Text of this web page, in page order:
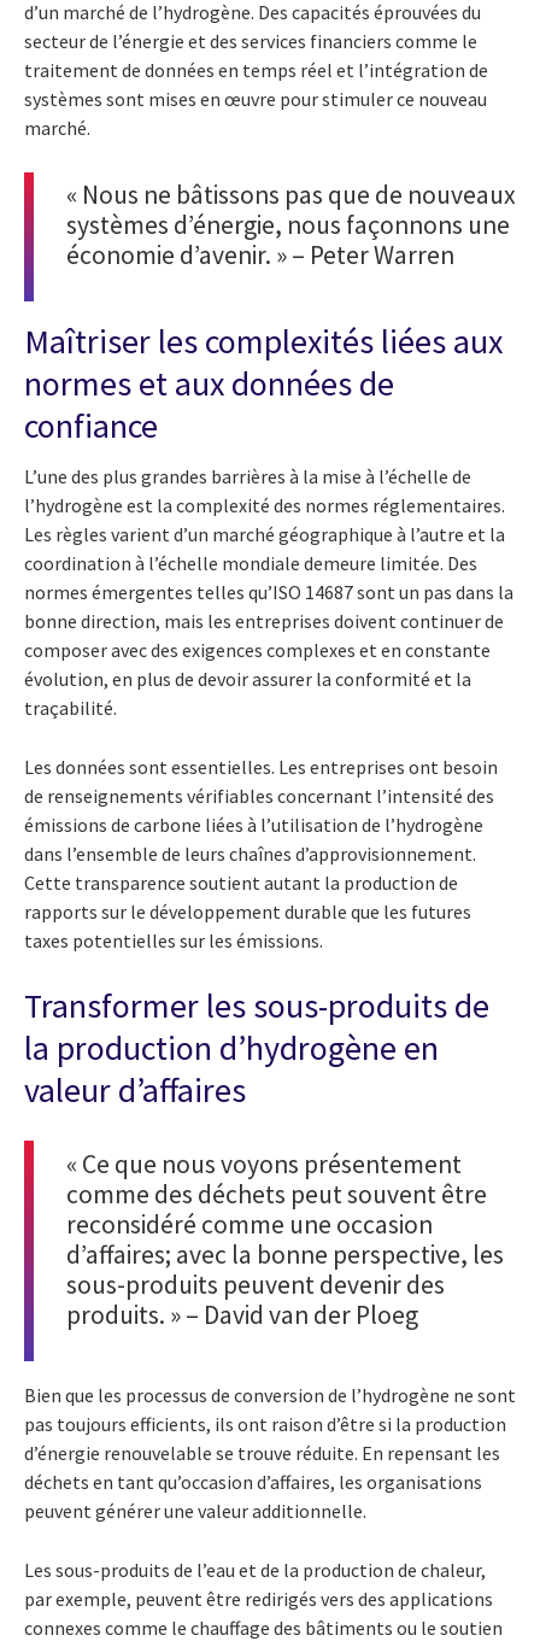
d’un marché de l’hydrogène. Des capacités éprouvées du
secteur de l’énergie et des services financiers comme le
traitement de données en temps réel et l’intégration de
systèmes sont mises en œuvre pour stimuler ce nouveau
marché.
« Nous ne bâtissons pas que de nouveaux
systèmes d’énergie, nous façonnons une
économie d’avenir. » – Peter Warren
Maîtriser les complexités liées aux
normes et aux données de
confiance
L’une des plus grandes barrières à la mise à l’échelle de
l’hydrogène est la complexité des normes réglementaires.
Les règles varient d’un marché géographique à l’autre et la
coordination à l’échelle mondiale demeure limitée. Des
normes émergentes telles qu’ISO 14687 sont un pas dans la
bonne direction, mais les entreprises doivent continuer de
composer avec des exigences complexes et en constante
évolution, en plus de devoir assurer la conformité et la
traçabilité.
Les données sont essentielles. Les entreprises ont besoin
de renseignements vérifiables concernant l’intensité des
émissions de carbone liées à l’utilisation de l’hydrogène
dans l’ensemble de leurs chaînes d’approvisionnement.
Cette transparence soutient autant la production de
rapports sur le développement durable que les futures
taxes potentielles sur les émissions.
Transformer les sous-produits de
la production d’hydrogène en
valeur d’affaires
« Ce que nous voyons présentement
comme des déchets peut souvent être
reconsidéré comme une occasion
d’affaires; avec la bonne perspective, les
sous-produits peuvent devenir des
produits. » – David van der Ploeg
Bien que les processus de conversion de l’hydrogène ne sont
pas toujours efficients, ils ont raison d’être si la production
d’énergie renouvelable se trouve réduite. En repensant les
déchets en tant qu’occasion d’affaires, les organisations
peuvent générer une valeur additionnelle.
Les sous-produits de l’eau et de la production de chaleur,
par exemple, peuvent être redirigés vers des applications
connexes comme le chauffage des bâtiments ou le soutien